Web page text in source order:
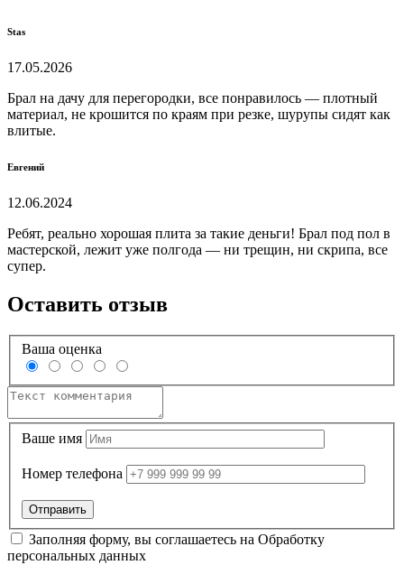
Stas
17.05.2026
Брал на дачу для перегородки, все понравилось — плотный
материал, не крошится по краям при резке, шурупы сидят как
влитые.
Евгений
12.06.2024
Ребят, реально хорошая плита за такие деньги! Брал под пол в
мастерской, лежит уже полгода — ни трещин, ни скрипа, все
супер.
Оставить отзыв
Ваша оценка
Ваше имя
Номер телефона
Заполняя форму, вы соглашаетесь на Обработку
персональных данных